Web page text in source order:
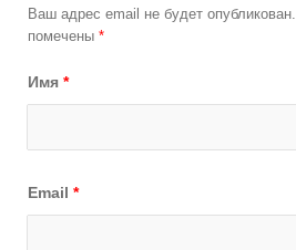
Ваш адрес email не будет опубликован.
помечены *
Имя *
Email *